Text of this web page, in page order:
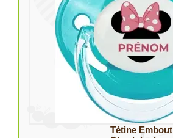
Tétine Embout